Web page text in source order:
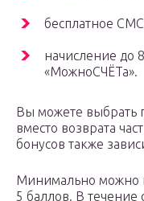
бесплатное
начисление до
«МожноСЧЁТа».
Вы можете выбрать
вместо возврата
бонусов также
Минимально можно
5 баллов. В течение